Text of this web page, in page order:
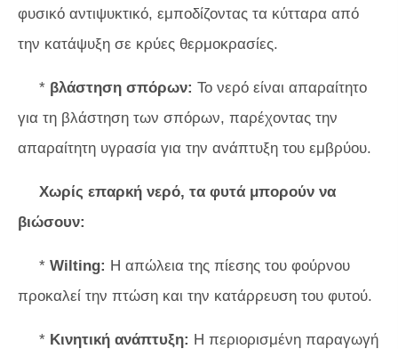
φυσικό αντιψυκτικό, εμποδίζοντας τα κύτταρα από
την κατάψυξη σε κρύες θερμοκρασίες.
* βλάστηση σπόρων: Το νερό είναι απαραίτητο
για τη βλάστηση των σπόρων, παρέχοντας την
απαραίτητη υγρασία για την ανάπτυξη του εμβρύου.
Χωρίς επαρκή νερό, τα φυτά μπορούν να
βιώσουν:
* Wilting: Η απώλεια της πίεσης του φούρνου
προκαλεί την πτώση και την κατάρρευση του φυτού.
* Κινητική ανάπτυξη: Η περιορισμένη παραγωγή